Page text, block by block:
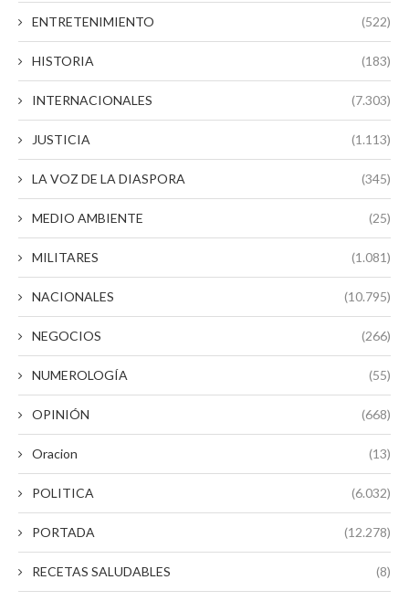
ENTRETENIMIENTO (522)
HISTORIA (183)
INTERNACIONALES (7.303)
JUSTICIA (1.113)
LA VOZ DE LA DIASPORA (345)
MEDIO AMBIENTE (25)
MILITARES (1.081)
NACIONALES (10.795)
NEGOCIOS (266)
NUMEROLOGÍA (55)
OPINIÓN (668)
Oracion (13)
POLITICA (6.032)
PORTADA (12.278)
RECETAS SALUDABLES (8)